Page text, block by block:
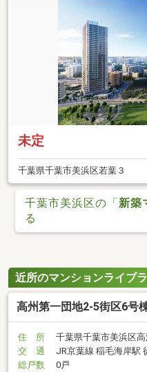
未定
千葉県千葉市美浜区若葉３
千葉市美浜区の「新築
る
近所のマンションライブ
高州第一団地2-5街区6号
住 所
千葉県千葉市美浜区
交 通
JR京葉線 稲毛海岸駅
総戸数
0戸